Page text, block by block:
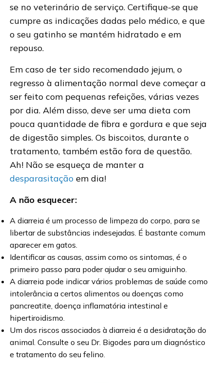
se no veterinário de serviço. Certifique-se que
cumpre as indicações dadas pelo médico, e que
o seu gatinho se mantém hidratado e em
repouso.
Em caso de ter sido recomendado jejum, o
regresso à alimentação normal deve começar a
ser feito com pequenas refeições, várias vezes
por dia. Além disso, deve ser uma dieta com
pouca quantidade de fibra e gordura e que seja
de digestão simples. Os biscoitos, durante o
tratamento, também estão fora de questão.
Ah! Não se esqueça de manter a
desparasitação em dia!
A não esquecer:
A diarreia é um processo de limpeza do corpo, para se
libertar de substâncias indesejadas. É bastante comum
aparecer em gatos.
Identificar as causas, assim como os sintomas, é o
primeiro passo para poder ajudar o seu amiguinho.
A diarreia pode indicar vários problemas de saúde como
intolerância a certos alimentos ou doenças como
pancreatite, doença inflamatória intestinal e
hipertiroidismo.
Um dos riscos associados à diarreia é a desidratação do
animal. Consulte o seu Dr. Bigodes para um diagnóstico
e tratamento do seu felino.